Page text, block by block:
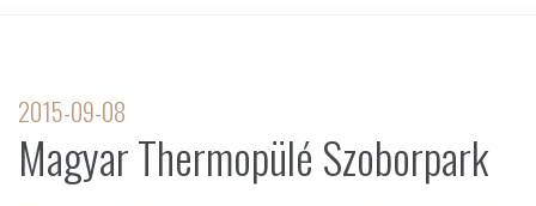
2015-09-08
Magyar Thermopülé Szoborpark